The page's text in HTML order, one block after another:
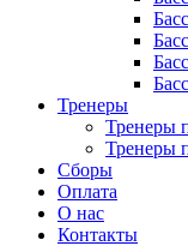
Тренеры
Тренеры
Тренеры
Сборы
Оплата
О нас
Контакты